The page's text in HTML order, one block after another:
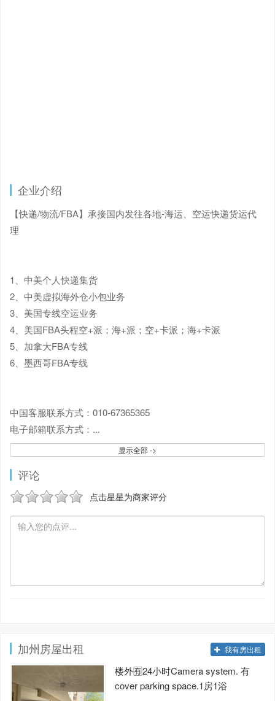
企业介绍
【快递/物流/FBA】承接国内发往各地-海运、空运快递货运代
理
1、中美个人快递集货
2、中美虚拟海外仓小包业务
3、美国专线空运业务
4、美国FBA头程空+派；海+派；空+卡派；海+卡派
5、加拿大FBA专线
6、墨西哥FBA专线
中国客服联系方式：010-67365365
电子邮箱联系方式： ...
显示全部 ->
评论
点击星星为商家评分
加州房屋出租 我有房出租
楼外🈶️24小时Camera system. 有
cover parking space.1房1浴